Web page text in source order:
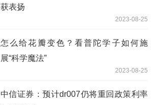
获表扬
2023-08-25
怎么给花瓣变色？看普陀学子如何施
展“科学魔法”
2023-08-25
中信证券：预计dr007仍将重回政策利率